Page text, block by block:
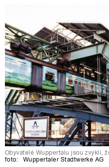
Obyvatelé Wuppertalu jsou zvyklí,
foto:
Wuppertaler Stadtwerke AG